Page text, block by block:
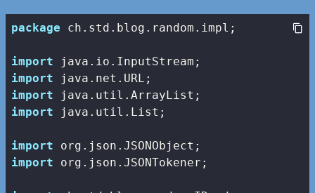
package ch.std.blog.random.impl;
import
import
import
import java.util.List;
import
import org.json.JSONTokener;